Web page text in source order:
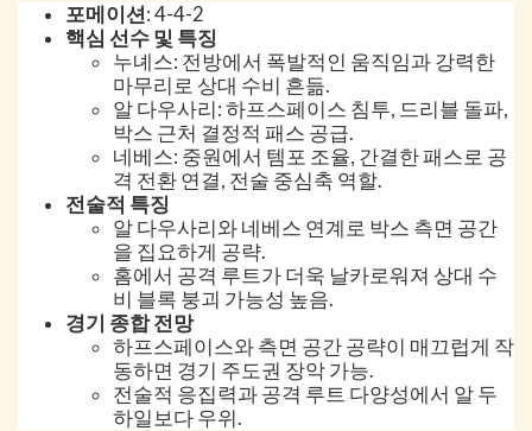
포메이션: 4-4-2
핵심 선수 및 특징
누녜스: 전방에서 폭발적인 움직임과 강력한
마무리로 상대 수비 흔듦.
알 다우사리: 하프스페이스 침투, 드리블 돌파,
박스 근처 결정적 패스 공급.
네베스: 중원에서 템포 조율, 간결한 패스로 공
격 전환 연결, 전술 중심축 역할.
전술적 특징
알 다우사리와 네베스 연계로 박스 측면 공간
을 집요하게 공략.
홈에서 공격 루트가 더욱 날카로워져 상대 수
비 블록 붕괴 가능성 높음.
경기 종합 전망
하프스페이스와 측면 공간 공략이 매끄럽게 작
동하면 경기 주도권 장악 가능.
전술적 응집력과 공격 루트 다양성에서 알 두
하일보다 우위.